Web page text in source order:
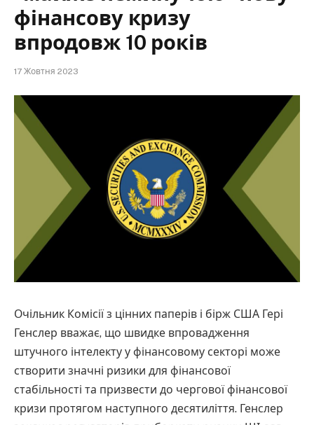
фінансову кризу
впродовж 10 років
17 Жовтня 2023
Очільник Комісії з цінних паперів і бірж США Гері
Генслер вважає, що швидке впровадження
штучного інтелекту у фінансовому секторі може
створити значні ризики для фінансової
стабільності та призвести до чергової фінансової
кризи протягом наступного десятиліття. Генслер